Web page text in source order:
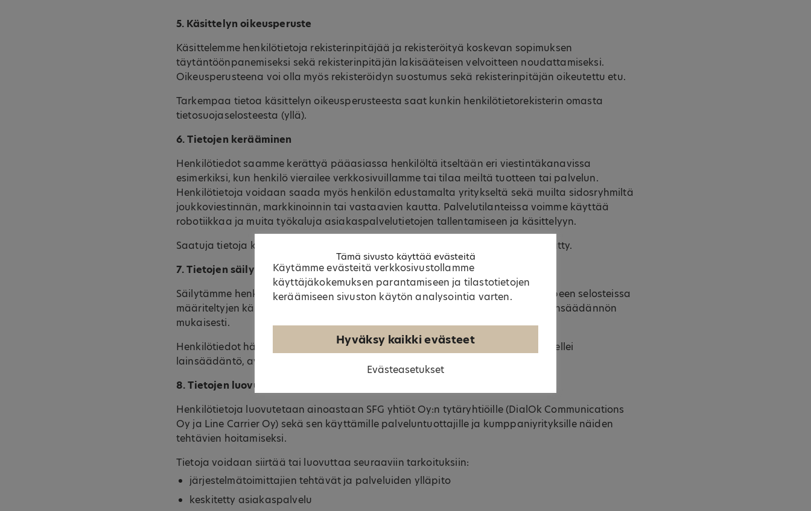
5. Käsittelyn oikeusperuste
Käsittelemme henkilötietoja rekisterinpitäjää ja rekisteröityä koskevan sopimuksen
täytäntöönpanemiseksi sekä rekisterinpitäjän lakisääteisen velvoitteen noudattamiseksi.
Oikeusperusteena voi olla myös rekisteröidyn suostumus sekä rekisterinpitäjän oikeutettu etu.
Tarkempaa tietoa käsittelyn oikeusperusteesta saat kunkin henkilötietorekisterin omasta
tietosuojaselosteesta (yllä).
6. Tietojen kerääminen
Henkilötiedot saamme kerättyä pääasiassa henkilöltä itseltään eri viestintäkanavissa
esimerkiksi, kun henkilö vierailee verkkosivuillamme tai tilaa meiltä tuotteen tai palvelun.
Henkilötietoja voidaan saada myös henkilön edustamalta yritykseltä sekä muilta sidosryhmiltä
joukkoviestinnän, markkinoinnin tai vastaavien kautta. Palvelutilanteissa voimme käyttää
robotiikkaa ja muita työkaluja asiakaspalvelutietojen tallentamiseen ja käsittelyyn.
Saatuja tietoja käytetään vain siihen tarkoitukseen, mihin ne on alun perin kerätty.
7. Tietojen säilyttäminen
Säilytämme henkilötietoja yhteistyösuhteen ajan ja vain niin kauan kuin on tarpeen selosteissa
määriteltyjen käyttötarkoitusten toteuttamiseksi kulloinkin voimassa olevan lainsäädännön
mukaisesti.
Henkilötiedot hävitetään säilytysajan päättyessä tai rekisteröidyn pyynnöstä, ellei
lainsäädäntö, avoimet laskut tai oikeustoimet estä tietojen poistamista.
8. Tietojen luovuttaminen
Henkilötietoja luovutetaan ainoastaan SFG yhtiöt Oy:n tytäryhtiöille (DialOk Communications
Oy ja Line Carrier Oy) sekä sen käyttämille palveluntuottajille ja kumppaniyrityksille näiden
tehtävien hoitamiseksi.
Tietoja voidaan siirtää tai luovuttaa seuraaviin tarkoituksiin:
järjestelmätoimittajien tehtävät ja palveluiden ylläpito
keskitetty asiakaspalvelu
Tämä sivusto käyttää evästeitä
Käytämme evästeitä verkkosivustollamme
käyttäjäkokemuksen parantamiseen ja tilastotietojen
keräämiseen sivuston käytön analysointia varten.
Hyväksy kaikki evästeet
Evästeasetukset